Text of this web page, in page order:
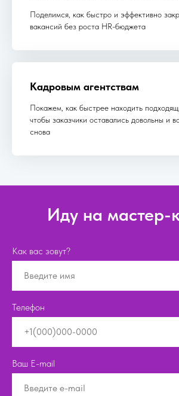
Поделимся, как быстро и эффективно
вакансий без роста HR-бюджета
Кадровым агентствам
Покажем, как быстрее находить
чтобы заказчики оставались довольны и
снова
Иду на мастер-
Как вас зовут?
Телефон
Ваш E-mail